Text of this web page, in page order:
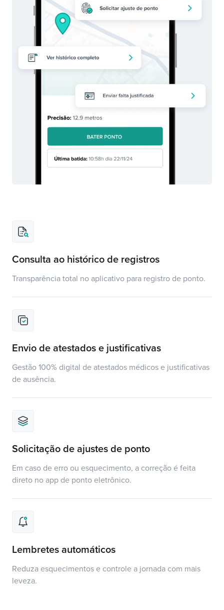
Consulta ao histórico de registros
Transparência total no aplicativo para registro de ponto.
Envio de atestados e justificativas
Gestão 100% digital de atestados médicos e justificativas
de ausência.
Solicitação de ajustes de ponto
Em caso de erro ou esquecimento, a correção é feita
direto no app de ponto eletrônico.
Lembretes automáticos
Reduza esquecimentos e controle a jornada com mais
leveza.